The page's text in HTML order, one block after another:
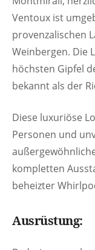
Ventoux ist
provenzalischen
Weinbergen. Die
höchsten Gipfel
bekannt als der
Diese luxuriöse
Personen und
kompletten
beheizter
Ausrüstung: